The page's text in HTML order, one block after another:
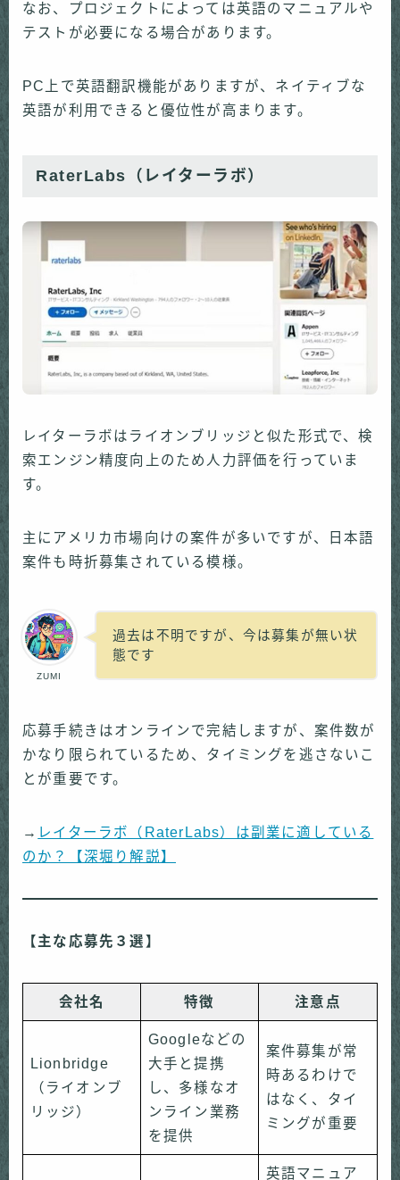
なお、プロジェクトによっては英語のマニュアルや
テストが必要になる場合があります。
PC上で英語翻訳機能がありますが、ネイティブな
英語が利用できると優位性が高まります。
RaterLabs（レイターラボ）
レイターラボはライオンブリッジと似た形式で、検
索エンジン精度向上のため人力評価を行っていま
す。
主にアメリカ市場向けの案件が多いですが、日本語
案件も時折募集されている模様。
ZUMI
過去は不明ですが、今は募集が無い状
態です
応募手続きはオンラインで完結しますが、案件数が
かなり限られているため、タイミングを逃さないこ
とが重要です。
→ レイターラボ（RaterLabs）は副業に適している
のか？【深堀り解説】
【主な応募先３選】
会社名 特徴 注意点
Lionbridge
（ライオンブ
リッジ）
Googleなどの
大手と提携
し、多様なオ
ンライン業務
を提供
案件募集が常
時あるわけで
はなく、タイ
ミングが重要
英語マニュア